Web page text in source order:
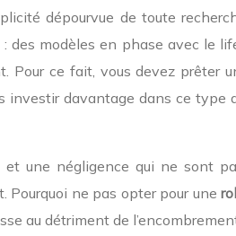
dépourvue de toute
modèles en phase avec le
ce fait, vous devez
davantage dans ce
une négligence qui ne sont
Pourquoi ne pas opter pour une
au détriment de